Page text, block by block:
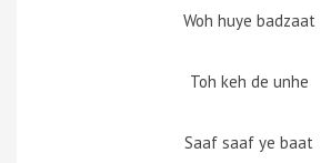
Woh huye badzaat
Toh keh de unhe
Saaf saaf ye baat